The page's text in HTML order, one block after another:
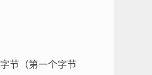
字节（第一个字节